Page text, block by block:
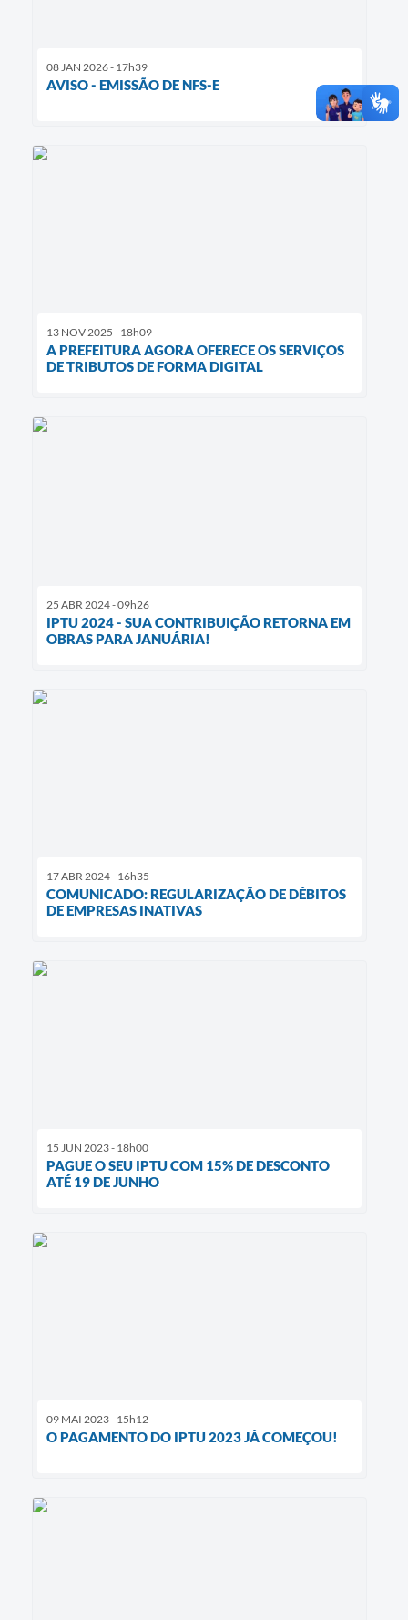
08 JAN 2026 - 17h39
AVISO - EMISSÃO DE NFS-E
13 NOV 2025 - 18h09
A PREFEITURA AGORA OFERECE OS SERVIÇOS
DE TRIBUTOS DE FORMA DIGITAL
25 ABR 2024 - 09h26
IPTU 2024 - SUA CONTRIBUIÇÃO RETORNA EM
OBRAS PARA JANUÁRIA!
17 ABR 2024 - 16h35
COMUNICADO: REGULARIZAÇÃO DE DÉBITOS
DE EMPRESAS INATIVAS
15 JUN 2023 - 18h00
PAGUE O SEU IPTU COM 15% DE DESCONTO
ATÉ 19 DE JUNHO
09 MAI 2023 - 15h12
O PAGAMENTO DO IPTU 2023 JÁ COMEÇOU!